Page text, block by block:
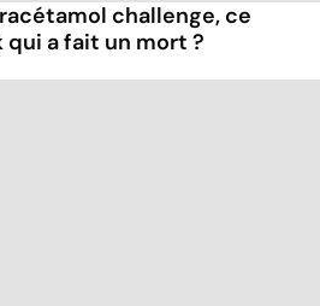
challenge, ce
qui a fait un mort ?